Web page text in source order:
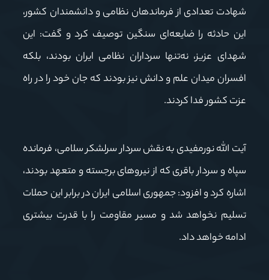
شهادت تعدادی از فرماندهان نظامی و دانشمندان کشور،
این حادثه را ضایعه‌ای سنگین توصیف کرد و گفت: این
شهدای عزیز، نه‌تنها سرداران نظامی ایران بودند، بلکه
افسران میدان علم و دانش نیز بودند که جان خود را در راه
عزت کشور فدا کردند.
آیت الله نورمفیدی به نقش سردار سرلشکر سلامی، فرمانده
سپاه و سردار باقری که از نیروهای برجسته و متعهد بودند،
اشاره کرد و افزود: جمهوری اسلامی ایران در برابر این حملات
تسلیم نخواهد شد و مسیر مقاومت را با قدرت بیشتری
ادامه خواهد داد.